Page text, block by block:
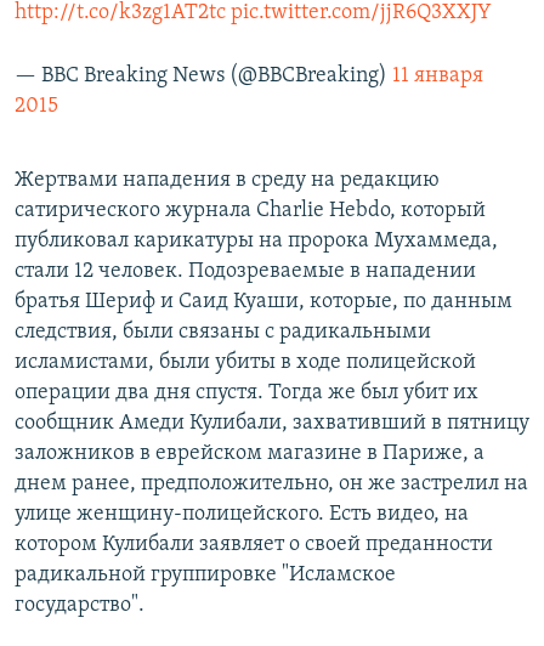
http://t.co/k3zg1AT2tc pic.twitter.com/jjR6Q3XXJY
— BBC Breaking News (@BBCBreaking) 11 января
2015
Жертвами нападения в среду на редакцию
сатирического журнала Charlie Hebdo, который
публиковал карикатуры на пророка Мухаммеда,
стали 12 человек. Подозреваемые в нападении
братья Шериф и Саид Куаши, которые, по данным
следствия, были связаны с радикальными
исламистами, были убиты в ходе полицейской
операции два дня спустя. Тогда же был убит их
сообщник Амеди Кулибали, захвативший в пятницу
заложников в еврейском магазине в Париже, а
днем ранее, предположительно, он же застрелил на
улице женщину-полицейского. Есть видео, на
котором Кулибали заявляет о своей преданности
радикальной группировке "Исламское
государство".